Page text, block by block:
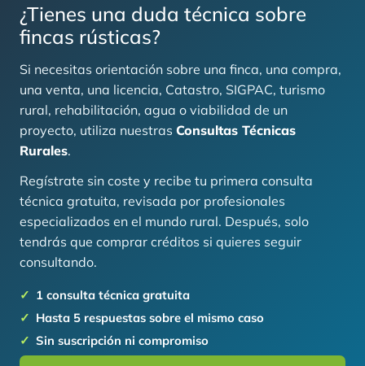
¿Tienes una duda técnica sobre
fincas rústicas?
Si necesitas orientación sobre una finca, una compra,
una venta, una licencia, Catastro, SIGPAC, turismo
rural, rehabilitación, agua o viabilidad de un
proyecto, utiliza nuestras Consultas Técnicas
Rurales.
Regístrate sin coste y recibe tu primera consulta
técnica gratuita, revisada por profesionales
especializados en el mundo rural. Después, solo
tendrás que comprar créditos si quieres seguir
consultando.
1 consulta técnica gratuita
Hasta 5 respuestas sobre el mismo caso
Sin suscripción ni compromiso